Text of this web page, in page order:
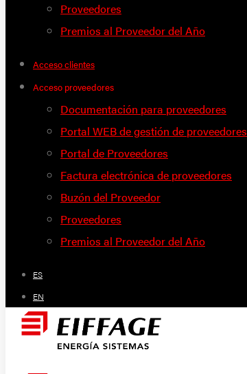
Proveedores
Premios al Proveedor del Año
Acceso clientes
Acceso proveedores
Documentación para proveedores
Portal WEB de gestión de proveedores
Portal de Proveedores
Factura electrónica de proveedores
Buzón del Proveedor
Proveedores
Premios al Proveedor del Año
ES
EN